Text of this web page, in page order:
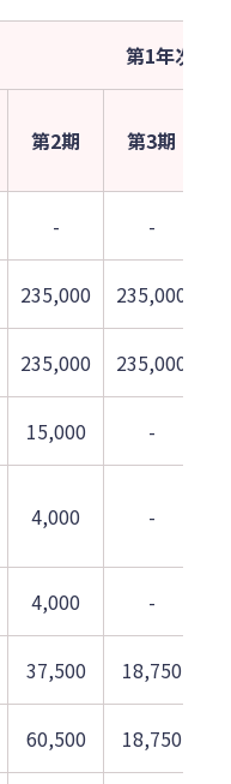
第1年次
第2期 第3期
- -
235,000 235,000
235,000 235,000
15,000 -
4,000 -
4,000 -
37,500 18,750
60,500 18,750